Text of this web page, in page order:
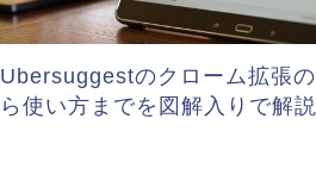
Ubersuggestのクローム拡張
ら使い方までを図解入りで解説